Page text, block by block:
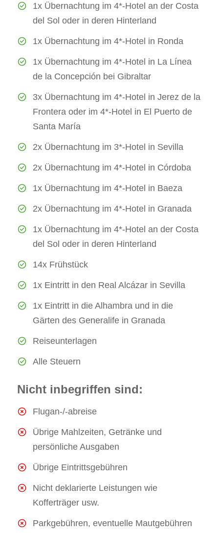
1x Übernachtung im 4*-Hotel an der Costa
del Sol oder in deren Hinterland
1x Übernachtung im 4*-Hotel in Ronda
1x Übernachtung im 4*-Hotel in La Línea
de la Concepción bei Gibraltar
3x Übernachtung im 4*-Hotel in Jerez de la
Frontera oder im 4*-Hotel in El Puerto de
Santa María
2x Übernachtung im 3*-Hotel in Sevilla
2x Übernachtung im 4*-Hotel in Córdoba
1x Übernachtung im 4*-Hotel in Baeza
2x Übernachtung im 4*-Hotel in Granada
1x Übernachtung im 4*-Hotel an der Costa
del Sol oder in deren Hinterland
14x Frühstück
1x Eintritt in den Real Alcázar in Sevilla
1x Eintritt in die Alhambra und in die
Gärten des Generalife in Granada
Reiseunterlagen
Alle Steuern
Nicht inbegriffen sind:
Flugan-/-abreise
Übrige Mahlzeiten, Getränke und
persönliche Ausgaben
Übrige Eintrittsgebühren
Nicht deklarierte Leistungen wie
Kofferträger usw.
Parkgebühren, eventuelle Mautgebühren